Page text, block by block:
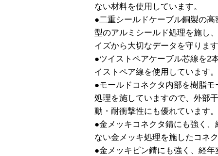
ない材料を使用しています。
●二重シールドケーブル銅製の
型のアルミシールド処理を施し
イズから大切なデータを守りま
●ツイストペアケーブル芯線を2
イストペア線を使用しています。
●モールドコネクタ内部を樹脂
処理を施していますので、外部
動・耐衝撃性にも優れています。
●金メッキコネクタ錆にも強く
ない金メッキ処理を施したコネ
●金メッキピン錆にも強く、経